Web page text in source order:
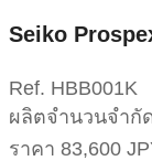
Seiko
Ref. HBB001K
ผลิตจำนวนจำกั
ราคา 83,600